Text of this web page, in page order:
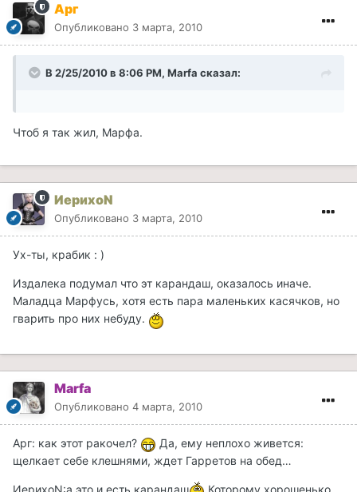
Арг
Опубликовано 3 марта, 2010
В 2/25/2010 в 8:06 PM, Marfa сказал:
Чтоб я так жил, Марфа.
ИерихоN
Опубликовано 3 марта, 2010
Ух-ты, крабик : )
Издалека подумал что эт карандаш, оказалось иначе.
Маладца Марфусь, хотя есть пара маленьких касячков, но
гварить про них небуду.
Marfa
Опубликовано 4 марта, 2010
Арг: как этот ракочел?
Да, ему неплохо живется:
щелкает себе клешнями, ждет Гарретов на обед…
ИерихоN:а это и есть карандаш
Которому хорошенько